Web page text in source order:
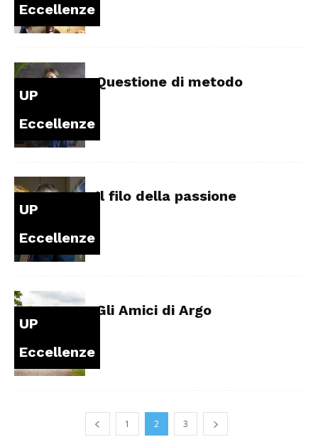
Eccellenze
UP
Eccellenze
Questione di metodo
UP
Eccellenze
Il filo della passione
UP
Eccellenze
Gli Amici di Argo
1 2 3